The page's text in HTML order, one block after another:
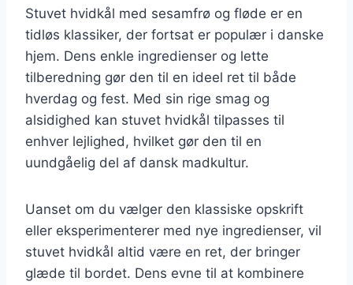
Stuvet hvidkål med sesamfrø og fløde er en
tidløs klassiker, der fortsat er populær i danske
hjem. Dens enkle ingredienser og lette
tilberedning gør den til en ideel ret til både
hverdag og fest. Med sin rige smag og
alsidighed kan stuvet hvidkål tilpasses til
enhver lejlighed, hvilket gør den til en
uundgåelig del af dansk madkultur.
Uanset om du vælger den klassiske opskrift
eller eksperimenterer med nye ingredienser, vil
stuvet hvidkål altid være en ret, der bringer
glæde til bordet. Dens evne til at kombinere